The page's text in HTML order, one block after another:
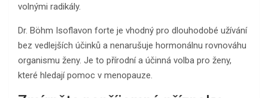
volnými radikály.
Dr. Böhm Isoflavon forte je vhodný pro dlouhodobé užívání
bez vedlejších účinků a nenarušuje hormonálnu rovnováhu
organismu ženy. Je to přírodní a účinná volba pro ženy,
které hledají pomoc v menopauze.